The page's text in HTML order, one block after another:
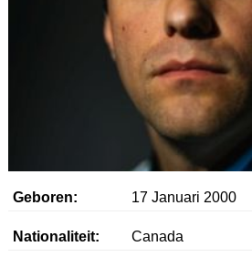
Geboren: 17 Januari 2000
Nationaliteit: Canada